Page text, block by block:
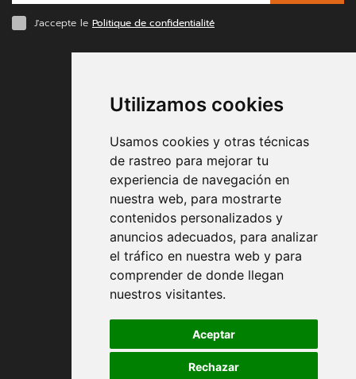
Utilizamos cookies
Usamos cookies y otras técnicas
de rastreo para mejorar tu
experiencia de navegación en
nuestra web, para mostrarte
contenidos personalizados y
anuncios adecuados, para analizar
el tráfico en nuestra web y para
comprender de donde llegan
nuestros visitantes.
Aceptar
Rechazar
J'accepte le Politique de confidentialité
Conditions contractuelles
Expédition et remise
Retour
Modes de paiement